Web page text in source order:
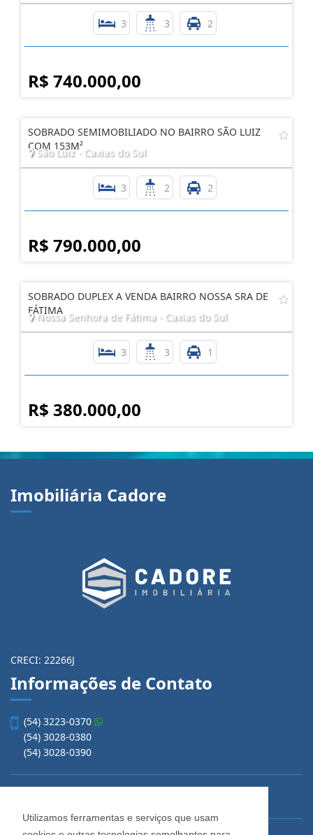
Utilizamos ferramentas e serviços que usam
3 3 2
R$ 740.000,00
SOBRADO SEMIMOBILIADO NO BAIRRO SÃO LUIZ
COM 153M²
São Luiz - Caxias do Sul
3 2 2
R$ 790.000,00
SOBRADO DUPLEX A VENDA BAIRRO NOSSA SRA DE
FÁTIMA
Nossa Senhora de Fátima - Caxias do Sul
3 3 1
R$ 380.000,00
Imobiliária Cadore
CRECI: 22266J
Informações de Contato
(54) 3223-0370
(54) 3028-0380
(54) 3028-0390